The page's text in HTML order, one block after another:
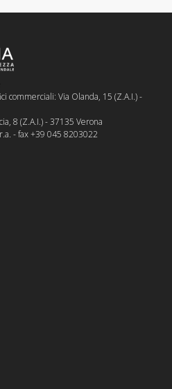
commerciali: Via Olanda, 15 (Z.A.I.) -
8 (Z.A.I.) - 37135 Verona
- fax +39 045 8203022